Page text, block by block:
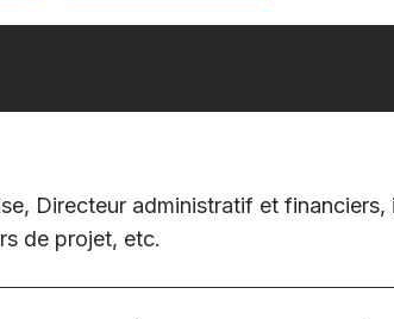
Directeur administratif et
de projet, etc.